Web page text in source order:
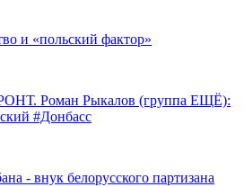
и «польский фактор»
Роман Рыкалов (группа ЕЩЁ):
#Донбасс
- внук белорусского партизана